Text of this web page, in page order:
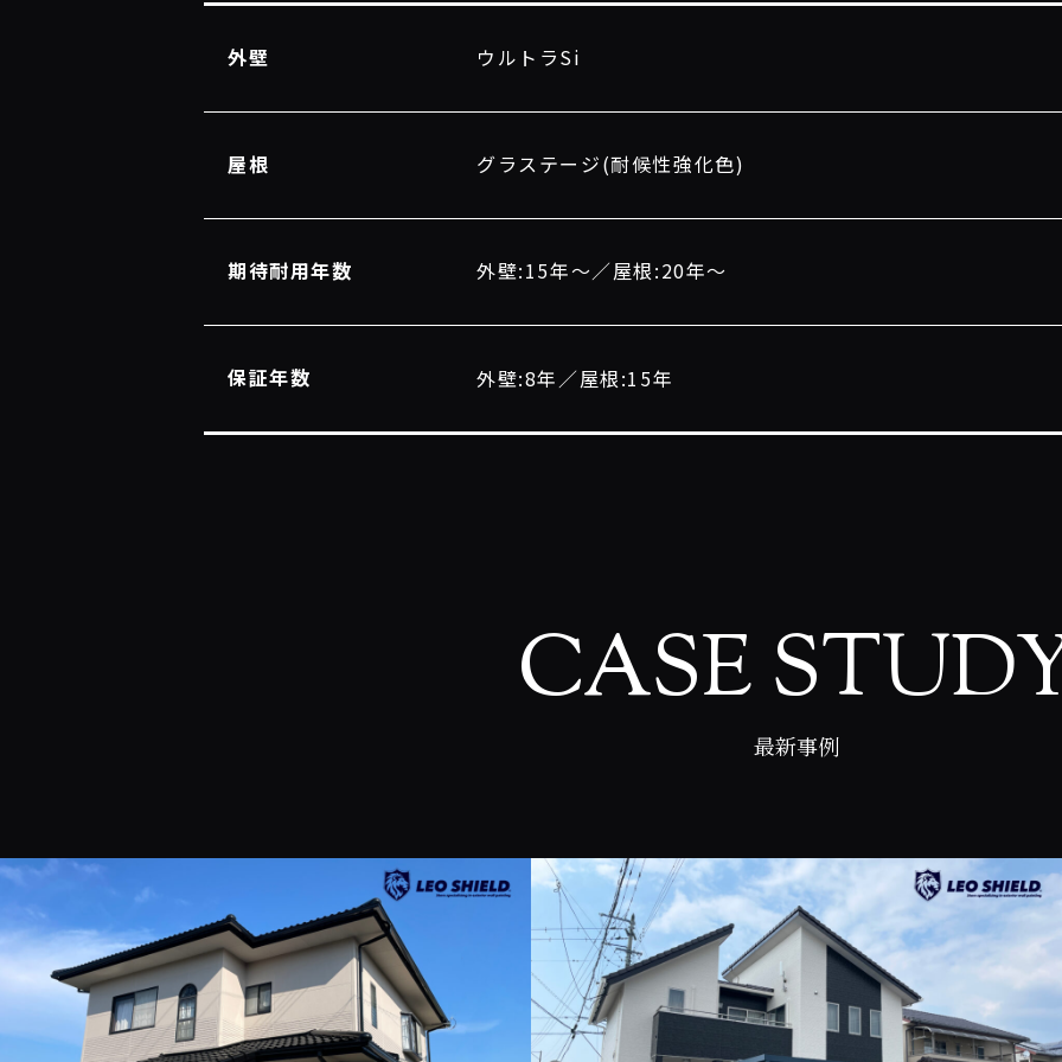
外壁 ウルトラSi
屋根 グラステージ(耐候性強化色)
期待耐用年数 外壁:15年〜／屋根:20年〜
保証年数 外壁:8年／屋根:15年
CASE
最新事例